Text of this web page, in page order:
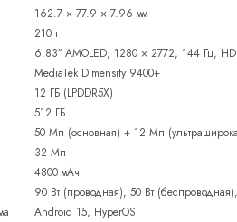
162.7 × 77.9 × 7.96 мм
210 г
6.83″ AMOLED, 1280 × 2772, 144 Гц,
MediaTek Dimensity 9400+
12 ГБ (LPDDR5X)
512 ГБ
50 Мп (основная) + 12 Мп
32 Мп
4800 мАч
90 Вт (проводная), 50 Вт
Android 15, HyperOS